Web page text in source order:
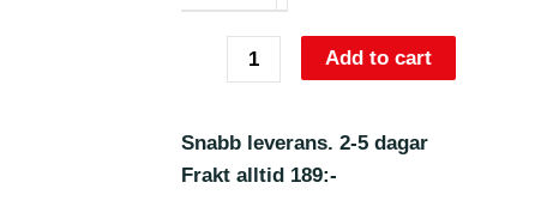
Add to cart
Snabb leverans. 2-5 dagar
Frakt alltid 189:-